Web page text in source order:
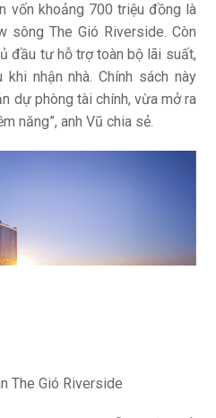
vốn khoảng 700 triệu đồng là
sông The Gió Riverside. Còn
đầu tư hỗ trợ toàn bộ lãi suất,
nhận nhà. Chính sách này
dự phòng tài chính, vừa mở ra
năng”, anh Vũ chia sẻ.
The Gió Riverside